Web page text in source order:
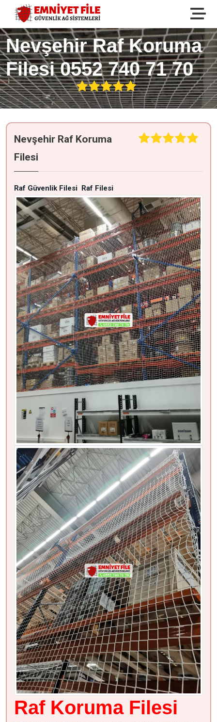
Nevşehir Raf Koruma
Filesi 0552 740 71 70
Nevşehir Raf Koruma
Filesi
Raf Güvenlik Filesi Raf Filesi
Raf Koruma Filesi